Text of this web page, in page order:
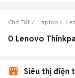
Chợ Tốt Laptop
0 Lenovo
Siêu thị điện